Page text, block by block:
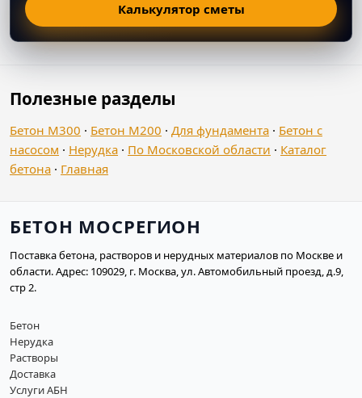
Калькулятор сметы
Полезные разделы
Бетон М300 · Бетон М200 · Для фундамента · Бетон с
насосом · Нерудка · По Московской области · Каталог
бетона · Главная
БЕТОН МОСРЕГИОН
Поставка бетона, растворов и нерудных материалов по Москве и
области. Адрес: 109029, г. Москва, ул. Автомобильный проезд, д.9,
стр 2.
Бетон
Нерудка
Растворы
Доставка
Услуги АБН